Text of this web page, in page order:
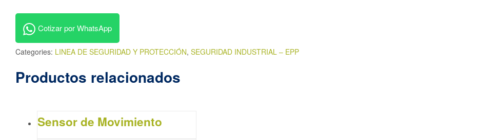
Cotizar por WhatsApp
Categories: LINEA DE SEGURIDAD Y PROTECCIÓN, SEGURIDAD INDUSTRIAL – EPP
Productos relacionados
Sensor de Movimiento